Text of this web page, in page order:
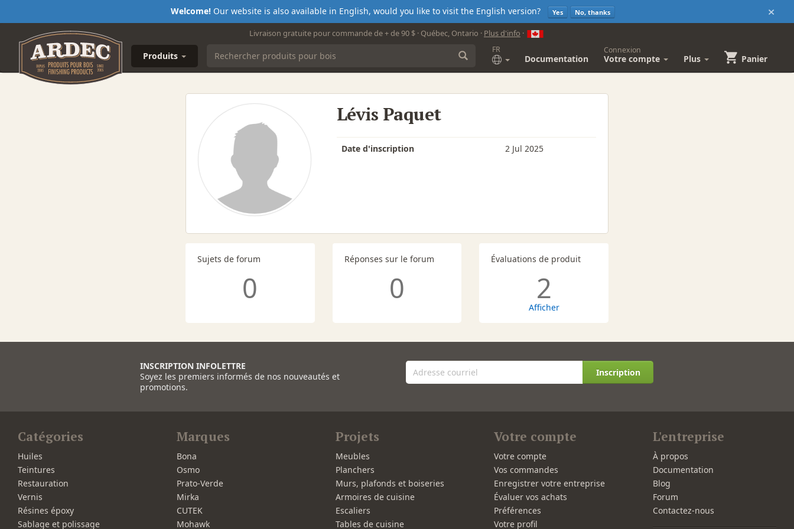
×
Welcome!Our website is also available in English, would you like to visit the English version? Yes No, thanks
Livraison gratuite pour commande de + de 90 $ · Québec, Ontario · Plus d'info ·
Produits
FR
Documentation
Connexion
Votre compte Plus Panier
Lévis Paquet
Date d'inscription 2 Jul 2025
Sujets de forum
0
Réponses sur le forum
0
Évaluations de produit
2
Afficher
INSCRIPTION INFOLETTRE
Soyez les premiers informés de nos nouveautés et
promotions.
Inscription
Catégories
Huiles
Teintures
Restauration
Vernis
Résines époxy
Sablage et polissage
Marques
Bona
Osmo
Prato-Verde
Mirka
CUTEK
Mohawk
Projets
Meubles
Planchers
Murs, plafonds et boiseries
Armoires de cuisine
Escaliers
Tables de cuisine
Votre compte
Votre compte
Vos commandes
Enregistrer votre entreprise
Évaluer vos achats
Préférences
Votre profil
L'entreprise
À propos
Documentation
Blog
Forum
Contactez-nous